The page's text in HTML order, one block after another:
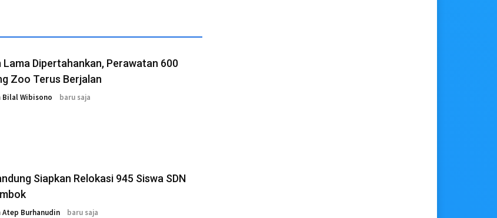
Lama Dipertahankan, Perawatan 600
Zoo Terus Berjalan
Bilal Wibisono baru saja
Siapkan Relokasi 945 Siswa SDN
Atep Burhanudin baru saja